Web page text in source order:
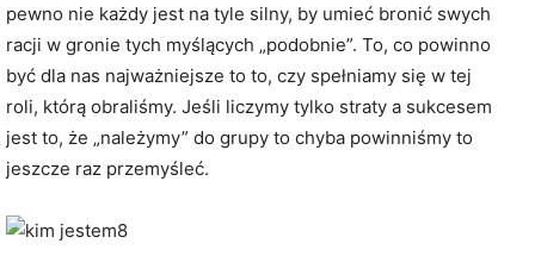
pewno nie każdy jest na tyle silny, by umieć bronić swych
racji w gronie tych myślących „podobnie”. To, co powinno
być dla nas najważniejsze to to, czy spełniamy się w tej
roli, którą obraliśmy. Jeśli liczymy tylko straty a sukcesem
jest to, że „należymy” do grupy to chyba powinniśmy to
jeszcze raz przemyśleć.